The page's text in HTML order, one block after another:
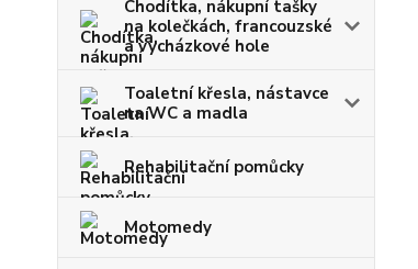
Chodítka, nákupní tašky
na kolečkách, francouzské
a vycházkové hole
Toaletní křesla, nástavce
na WC a madla
Rehabilitační pomůcky
Motomedy